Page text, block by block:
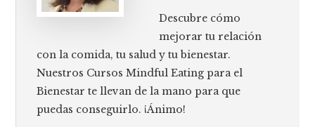
Descubre cómo
mejorar tu relación
con la comida, tu salud y tu bienestar.
Nuestros Cursos Mindful Eating para el
Bienestar te llevan de la mano para que
puedas conseguirlo. ¡Ánimo!